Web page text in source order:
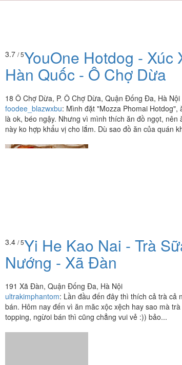
3.7 / 5YouOne Hotdog - Xúc
Hàn Quốc - Ô Chợ Dừa
18 Ô Chợ Dừa, P. Ô Chợ Dừa, Quận Đống Đa, Hà Nội
foodee_blazwxbu: Mình đặt "Mozza Phomai Hotdog",
là ok, béo ngậy. Nhưng vì mình thích ăn đồ ngọt, nên
này ko hợp khẩu vị cho lắm. Dù sao đồ ăn của quán
3.4 / 5Yi He Kao Nai - Trà
Nướng - Xã Đàn
191 Xã Đàn, Quận Đống Đa, Hà Nội
ultrakimphantom: Lần đầu đến đây thì thích cả trà cả
bán. Hôm nay đến vì ăn măc xộc xệch hay sao mà
topping, ngừoi bán thì cũng chẳng vui vẻ :)) bảo...